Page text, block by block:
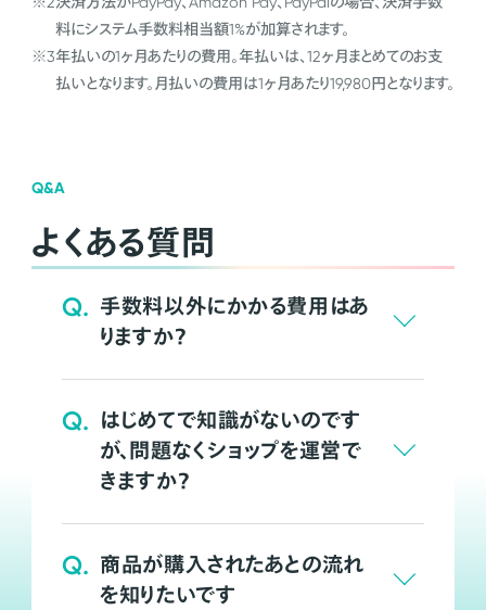
料にシステム手数料相当額1%が加算されます。
※3年払いの1ヶ月あたりの費用。年払いは、12ヶ月まとめてのお支
払いとなります。月払いの費用は1ヶ月あたり19,980円となります。
Q&A
よくある質問
Q. 手数料以外にかかる費用はあ
りますか？
Q. はじめてで知識がないのです
が、問題なくショップを運営で
きますか？
Q. 商品が購入されたあとの流れ
を知りたいです